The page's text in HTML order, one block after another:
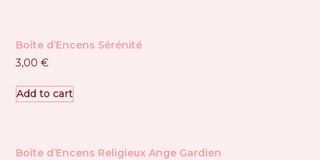
Boîte d’Encens Sérénité
3,00€
Add to cart
Boîte d’Encens Religieux Ange Gardien